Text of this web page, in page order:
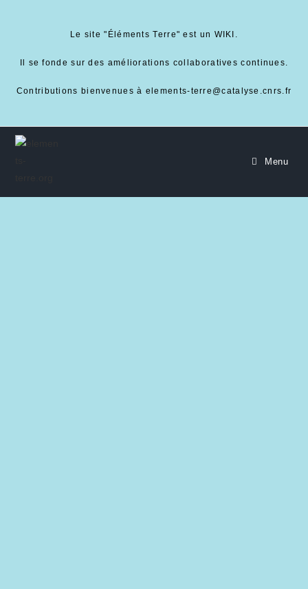
Le site "Éléments Terre" est un WIKI.
Il se fonde sur des améliorations collaboratives continues.
Contributions bienvenues à elements-terre@catalyse.cnrs.fr
Menu